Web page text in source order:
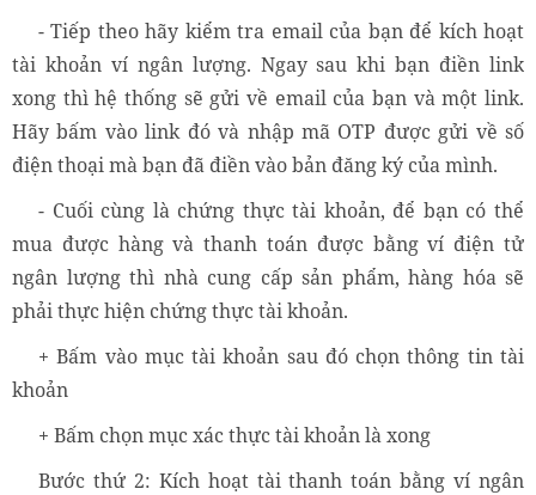
- Tiếp theo hãy kiểm tra email của bạn để kích hoạt
tài khoản ví ngân lượng. Ngay sau khi bạn điền link
xong thì hệ thống sẽ gửi về email của bạn và một link.
Hãy bấm vào link đó và nhập mã OTP được gửi về số
điện thoại mà bạn đã điền vào bản đăng ký của mình.
- Cuối cùng là chứng thực tài khoản, để bạn có thể
mua được hàng và thanh toán được bằng ví điện tử
ngân lượng thì nhà cung cấp sản phẩm, hàng hóa sẽ
phải thực hiện chứng thực tài khoản.
+ Bấm vào mục tài khoản sau đó chọn thông tin tài
khoản
+ Bấm chọn mục xác thực tài khoản là xong
Bước thứ 2: Kích hoạt tài thanh toán bằng ví ngân